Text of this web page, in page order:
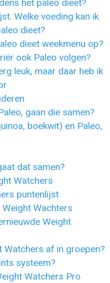
het paleo dieet?
Welke voeding kan ik
dieet?
dieet weekmenu op?
ook Paleo volgen?
leuk, maar daar heb ik
gaan die samen?
boekwit) en Paleo,
dat samen?
Watchers
puntenlijst
Wachters
Weight
Watchers af in groepen?
systeem?
Watchers Pro